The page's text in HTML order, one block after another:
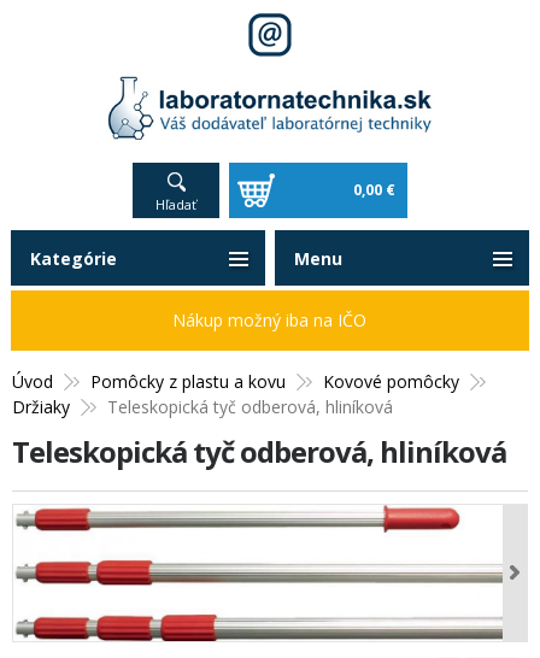
Hľadať
0,00 €
Úvod Pomôcky z plastu a kovu
Kovové pomôcky
Držiaky
Teleskopická tyč odberová, hliníková
Teleskopická tyč odberová, hliníková
Kategórie
Nákup možný iba na IČO
Menu